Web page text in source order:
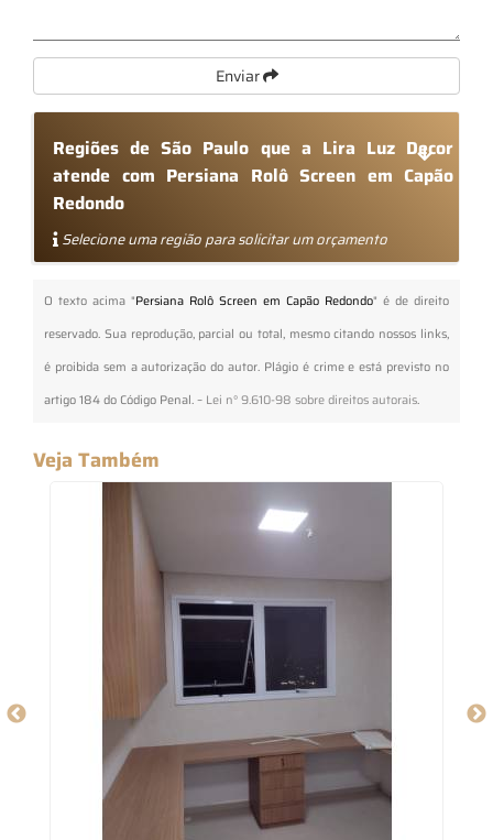
Enviar
Regiões de São Paulo que a Lira Luz Decor
atende com Persiana Rolô Screen em Capão
Redondo
Selecione uma região para solicitar um orçamento
O texto acima "Persiana Rolô Screen em Capão Redondo" é de direito
reservado. Sua reprodução, parcial ou total, mesmo citando nossos links,
é proibida sem a autorização do autor. Plágio é crime e está previsto no
artigo 184 do Código Penal. – Lei n° 9.610-98 sobre direitos autorais.
Veja Também